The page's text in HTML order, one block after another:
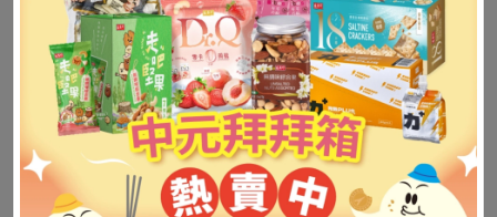
找不到這個商品